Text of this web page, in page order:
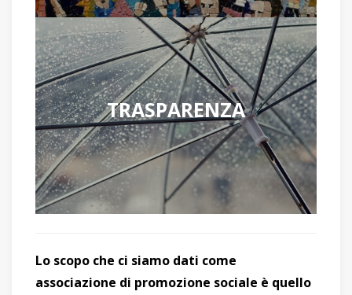
TRASPARENZA
Lo scopo che ci siamo dati come
associazione di promozione sociale è quello